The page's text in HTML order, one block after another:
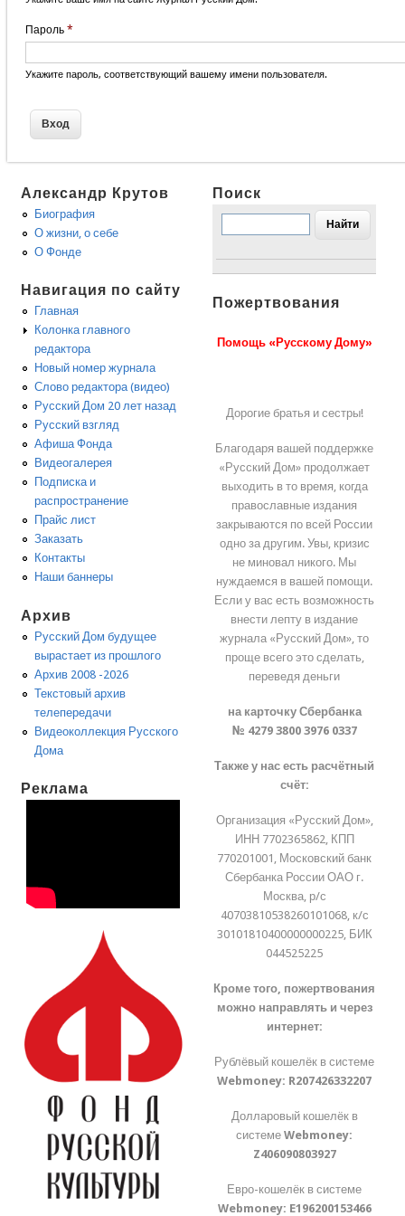
Пароль *
Укажите пароль, соответствующий вашему имени пользователя.
Александр Крутов
Биография
О жизни, о себе
О Фонде
Навигация по сайту
Главная
Колонка главного
редактора
Новый номер журнала
Слово редактора (видео)
Русский Дом 20 лет назад
Русский взгляд
Афиша Фонда
Видеогалерея
Подписка и
распространение
Прайс лист
Заказать
Контакты
Наши баннеры
Архив
Русский Дом будущее
вырастает из прошлого
Архив 2008 -2026
Текстовый архив
телепередачи
Видеоколлекция Русского
Дома
Реклама
Поиск
Пожертвования
Помощь «Русскому Дому»
Дорогие братья и сестры!
Благодаря вашей поддержке
«Русский Дом» продолжает
выходить в то время, когда
православные издания
закрываются по всей России
одно за другим. Увы, кризис
не миновал никого. Мы
нуждаемся в вашей помощи.
Если у вас есть возможность
внести лепту в издание
журнала «Русский Дом», то
проще всего это сделать,
переведя деньги
на карточку Сбербанка
№ 4279 3800 3976 0337
Также у нас есть расчётный
счёт:
Организация «Русский Дом»,
ИНН 7702365862, КПП
770201001, Московский банк
Сбербанка России ОАО г.
Москва, р/с
40703810538260101068, к/с
30101810400000000225, БИК
044525225
Кроме того, пожертвования
можно направлять и через
интернет:
Рублёвый кошелёк в системе
Webmoney: R207426332207
Долларовый кошелёк в
системеWebmoney:
Z406090803927
Евро-кошелёк в системе
Webmoney: E196200153466